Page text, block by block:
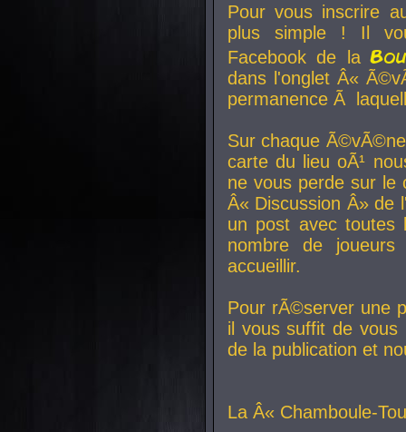
Pour vous inscrire
plus simple ! Il
Facebook de la
dans l'onglet Â«
permanence Ã
Sur chaque
carte du lieu oÃ¹
ne vous perde sur le
Â« Discussion Â» de
un post avec toutes
nombre de
accueillir.
Pour rÃ©server une
il vous suffit de vous
de la publication et
La Â« Chamboule-